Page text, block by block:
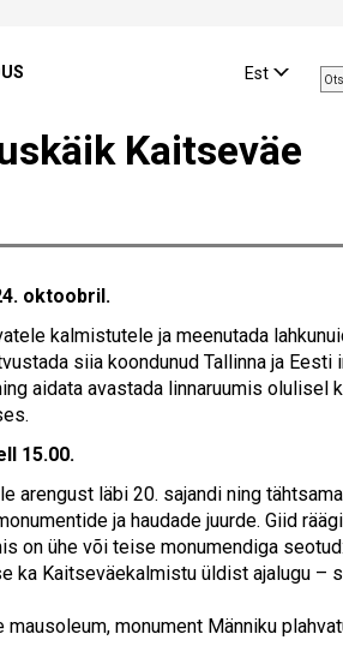
Est
Kaitseväe
oktoobril.
kalmistutele ja meenutada
siia koondunud Tallinna ja Eesti
aidata avastada linnaruumis olulisel
15.00.
arengust läbi 20. sajandi ning
ja haudade juurde. Giid
on ühe või teise monumendiga
ka Kaitseväekalmistu üldist ajalugu –
monument Männiku